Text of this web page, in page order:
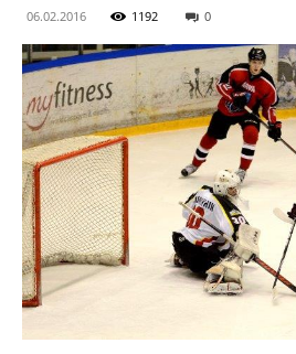
06.02.2016 1192 0